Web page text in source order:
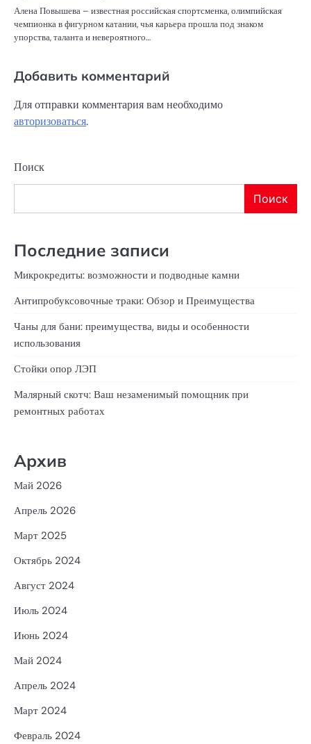
Алена Повышева – известная российская спортсменка, олимпийская
чемпионка в фигурном катании, чья карьера прошла под знаком
упорства, таланта и невероятного…
Добавить комментарий
Для отправки комментария вам необходимо
авторизоваться.
Поиск
Поиск
Последние записи
Микрокредиты: возможности и подводные камни
Антипробуксовочные траки: Обзор и Преимущества
Чаны для бани: преимущества, виды и особенности
использования
Стойки опор ЛЭП
Малярный скотч: Ваш незаменимый помощник при
ремонтных работах
Архив
Май 2026
Апрель 2026
Март 2025
Октябрь 2024
Август 2024
Июль 2024
Июнь 2024
Май 2024
Апрель 2024
Март 2024
Февраль 2024